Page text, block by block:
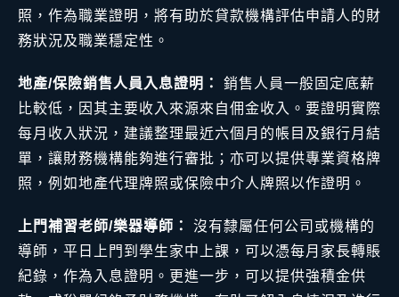
照，作為職業證明，將有助於貸款機構評估申請人的財
務狀況及職業穩定性。
地產/保險銷售人員入息證明：
銷售人員一般固定底薪
比較低，因其主要收入來源來自佣金收入。要證明實際
每月收入狀況，建議整理最近六個月的帳目及銀行月結
單，讓財務機構能夠進行審批；亦可以提供專業資格牌
照，例如地產代理牌照或保險中介人牌照以作證明。
上門補習老師/樂器導師：
沒有隸屬任何公司或機構的
導師，平日上門到學生家中上課，可以憑每月家長轉賬
紀錄，作為入息證明。更進一步，可以提供強積金供